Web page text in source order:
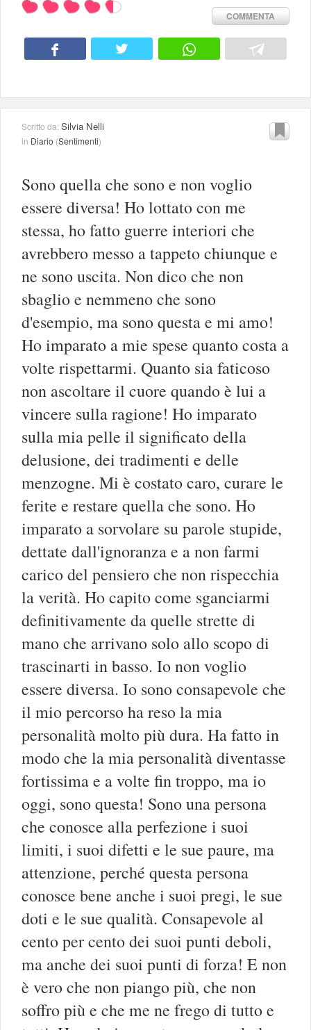
COMMENTA
Scritto da:Silvia Nelli
in Diario (Sentimenti)
Sono quella che sono e non voglio
essere diversa! Ho lottato con me
stessa, ho fatto guerre interiori che
avrebbero messo a tappeto chiunque e
ne sono uscita. Non dico che non
sbaglio e nemmeno che sono
d'esempio, ma sono questa e mi amo!
Ho imparato a mie spese quanto costa a
volte rispettarmi. Quanto sia faticoso
non ascoltare il cuore quando è lui a
vincere sulla ragione! Ho imparato
sulla mia pelle il significato della
delusione, dei tradimenti e delle
menzogne. Mi è costato caro, curare le
ferite e restare quella che sono. Ho
imparato a sorvolare su parole stupide,
dettate dall'ignoranza e a non farmi
carico del pensiero che non rispecchia
la verità. Ho capito come sganciarmi
definitivamente da quelle strette di
mano che arrivano solo allo scopo di
trascinarti in basso. Io non voglio
essere diversa. Io sono consapevole che
il mio percorso ha reso la mia
personalità molto più dura. Ha fatto in
modo che la mia personalità diventasse
fortissima e a volte fin troppo, ma io
oggi, sono questa! Sono una persona
che conosce alla perfezione i suoi
limiti, i suoi difetti e le sue paure, ma
attenzione, perché questa persona
conosce bene anche i suoi pregi, le sue
doti e le sue qualità. Consapevole al
cento per cento dei suoi punti deboli,
ma anche dei suoi punti di forza! E non
è vero che non piango più, che non
soffro più e che me ne frego di tutto e